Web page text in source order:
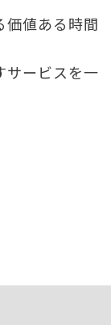
価値ある時間
サービスを一